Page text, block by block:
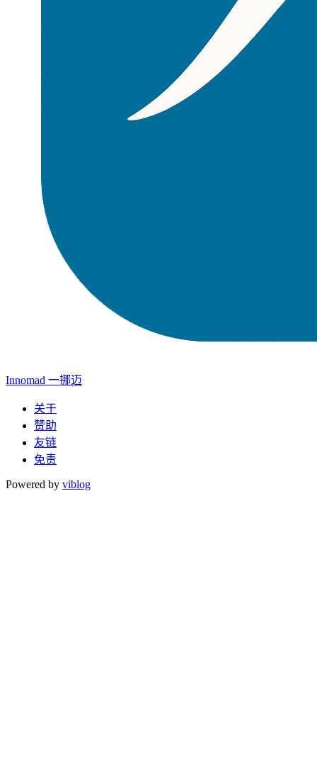
Innomad 一挪迈
关于
赞助
友链
免责
Powered by viblog